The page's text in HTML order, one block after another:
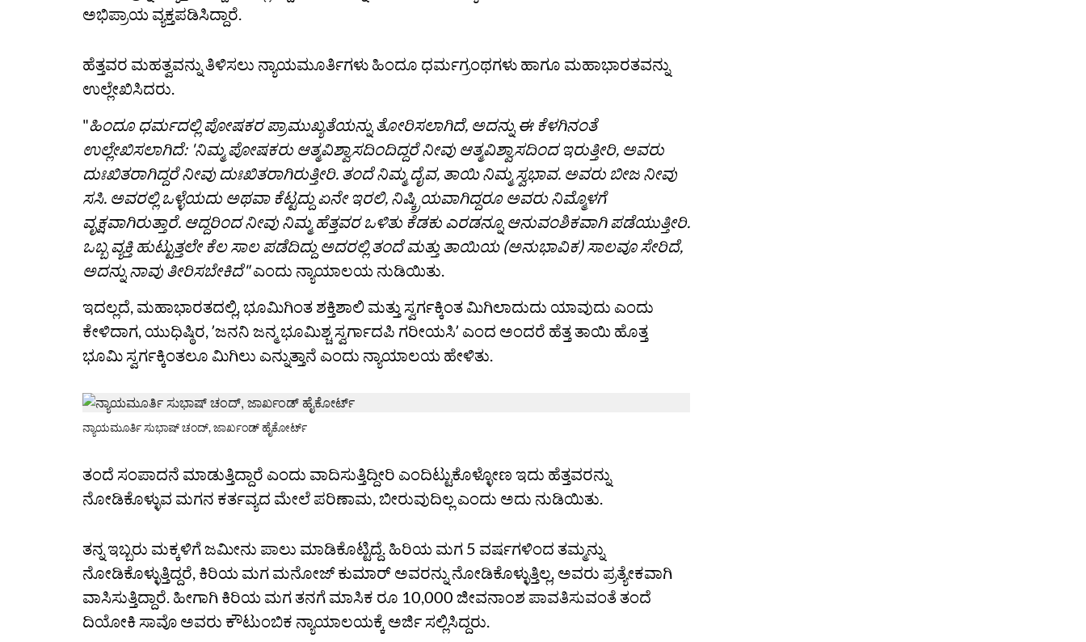
ಅಭಿಪ್ರಾಯ ವ್ಯಕ್ತಪಡಿಸಿದ್ದಾರೆ.
ಹೆತ್ತವರ ಮಹತ್ವವನ್ನು ತಿಳಿಸಲು ನ್ಯಾಯಮೂರ್ತಿಗಳು ಹಿಂದೂ ಧರ್ಮಗ್ರಂಥಗಳು ಹಾಗೂ ಮಹಾಭಾರತವನ್ನು
ಉಲ್ಲೇಖಿಸಿದರು.
"ಹಿಂದೂ ಧರ್ಮದಲ್ಲಿ ಪೋಷಕರ ಪ್ರಾಮುಖ್ಯತೆಯನ್ನು ತೋರಿಸಲಾಗಿದೆ, ಅದನ್ನು ಈ ಕೆಳಗಿನಂತೆ
ಉಲ್ಲೇಖಿಸಲಾಗಿದೆ: 'ನಿಮ್ಮ ಪೋಷಕರು ಆತ್ಮವಿಶ್ವಾಸದಿಂದಿದ್ದರೆ ನೀವು ಆತ್ಮವಿಶ್ವಾಸದಿಂದ ಇರುತ್ತೀರಿ, ಅವರು
ದುಃಖಿತರಾಗಿದ್ದರೆ ನೀವು ದುಃಖಿತರಾಗಿರುತ್ತೀರಿ. ತಂದೆ ನಿಮ್ಮ ದೈವ, ತಾಯಿ ನಿಮ್ಮ ಸ್ವಭಾವ. ಅವರು ಬೀಜ ನೀವು
ಸಸಿ. ಅವರಲ್ಲಿ ಒಳ್ಳೆಯದು ಅಥವಾ ಕೆಟ್ಟದ್ದು ಏನೇ ಇರಲಿ, ನಿಷ್ಕ್ರಿಯವಾಗಿದ್ದರೂ ಅವರು ನಿಮ್ಮೊಳಗೆ
ವೃಕ್ಷವಾಗಿರುತ್ತಾರೆ. ಆದ್ದರಿಂದ ನೀವು ನಿಮ್ಮ ಹೆತ್ತವರ ಒಳಿತು ಕೆಡಕು ಎರಡನ್ನೂ ಆನುವಂಶಿಕವಾಗಿ ಪಡೆಯುತ್ತೀರಿ.
ಒಬ್ಬ ವ್ಯಕ್ತಿ ಹುಟ್ಟುತ್ತಲೇ ಕೆಲ ಸಾಲ ಪಡೆದಿದ್ದು ಅದರಲ್ಲಿ ತಂದೆ ಮತ್ತು ತಾಯಿಯ (ಅನುಭಾವಿಕ) ಸಾಲವೂ ಸೇರಿದೆ,
ಅದನ್ನು ನಾವು ತೀರಿಸಬೇಕಿದೆ"ಎಂದು ನ್ಯಾಯಾಲಯ ನುಡಿಯಿತು.
ಇದಲ್ಲದೆ, ಮಹಾಭಾರತದಲ್ಲಿ, ಭೂಮಿಗಿಂತ ಶಕ್ತಿಶಾಲಿ ಮತ್ತು ಸ್ವರ್ಗಕ್ಕಿಂತ ಮಿಗಿಲಾದುದು ಯಾವುದು ಎಂದು
ಕೇಳಿದಾಗ, ಯುಧಿಷ್ಠಿರ, ʼಜನನಿ ಜನ್ಮ ಭೂಮಿಶ್ಚ ಸ್ವರ್ಗಾದಪಿ ಗರೀಯಸಿʼ ಎಂದ ಅಂದರೆ ಹೆತ್ತ ತಾಯಿ ಹೊತ್ತ
ಭೂಮಿ ಸ್ವರ್ಗಕ್ಕಿಂತಲೂ ಮಿಗಿಲು ಎನ್ನುತ್ತಾನೆ ಎಂದು ನ್ಯಾಯಾಲಯ ಹೇಳಿತು.
ನ್ಯಾಯಮೂರ್ತಿ ಸುಭಾಷ್ ಚಂದ್, ಜಾರ್ಖಂಡ್ ಹೈಕೋರ್ಟ್
ತಂದೆ ಸಂಪಾದನೆ ಮಾಡುತ್ತಿದ್ದಾರೆ ಎಂದು ವಾದಿಸುತ್ತಿದ್ದೀರಿ ಎಂದಿಟ್ಟುಕೊಳ್ಳೋಣ ಇದು ಹೆತ್ತವರನ್ನು
ನೋಡಿಕೊಳ್ಳುವ ಮಗನ ಕರ್ತವ್ಯದ ಮೇಲೆ ಪರಿಣಾಮ, ಬೀರುವುದಿಲ್ಲ ಎಂದು ಅದು ನುಡಿಯಿತು.
ತನ್ನ ಇಬ್ಬರು ಮಕ್ಕಳಿಗೆ ಜಮೀನು ಪಾಲು ಮಾಡಿಕೊಟ್ಟಿದ್ದೆ. ಹಿರಿಯ ಮಗ 5 ವರ್ಷಗಳಿಂದ ತಮ್ಮನ್ನು
ನೋಡಿಕೊಳ್ಳುತ್ತಿದ್ದರೆ, ಕಿರಿಯ ಮಗ ಮನೋಜ್ ಕುಮಾರ್ ಅವರನ್ನು ನೋಡಿಕೊಳ್ಳುತ್ತಿಲ್ಲ, ಅವರು ಪ್ರತ್ಯೇಕವಾಗಿ
ವಾಸಿಸುತ್ತಿದ್ದಾರೆ. ಹೀಗಾಗಿ ಕಿರಿಯ ಮಗ ತನಗೆ ಮಾಸಿಕ ರೂ 10,000 ಜೀವನಾಂಶ ಪಾವತಿಸುವಂತೆ ತಂದೆ
ದಿಯೋಕಿ ಸಾವೊ ಅವರು ಕೌಟುಂಬಿಕ ನ್ಯಾಯಾಲಯಕ್ಕೆ ಅರ್ಜಿ ಸಲ್ಲಿಸಿದ್ದರು.